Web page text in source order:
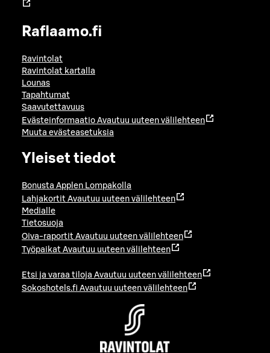
Raflaamo.fi
Ravintolat
Ravintolat kartalla
Lounas
Tapahtumat
Saavutettavuus
Evästeinformaatio Avautuu uuteen välilehteen
Muuta evästeasetuksia
Yleiset tiedot
Bonusta Applen Lompakolla
Lahjakortit Avautuu uuteen välilehteen
Medialle
Tietosuoja
Oiva-raportit Avautuu uuteen välilehteen
Työpaikat Avautuu uuteen välilehteen
Etsi ja varaa tiloja Avautuu uuteen välilehteen
Sokoshotels.fi Avautuu uuteen välilehteen